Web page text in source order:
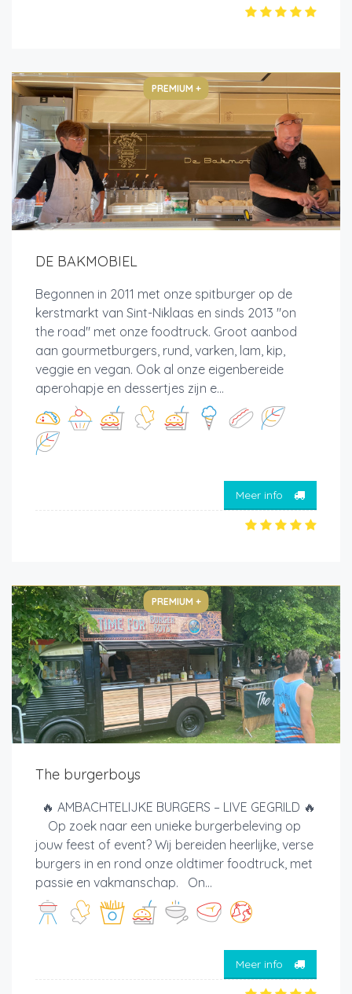
PREMIUM +
DE BAKMOBIEL
Begonnen in 2011 met onze spitburger op de
kerstmarkt van Sint-Niklaas en sinds 2013 "on
the road" met onze foodtruck. Groot aanbod
aan gourmetburgers, rund, varken, lam, kip,
veggie en vegan. Ook al onze eigenbereide
aperohapje en dessertjes zijn e...
Meer info
PREMIUM +
The burgerboys
🔥 AMBACHTELIJKE BURGERS – LIVE GEGRILD 🔥
Op zoek naar een unieke burgerbeleving op
jouw feest of event? Wij bereiden heerlijke, verse
burgers in en rond onze oldtimer foodtruck, met
passie en vakmanschap. On...
Meer info